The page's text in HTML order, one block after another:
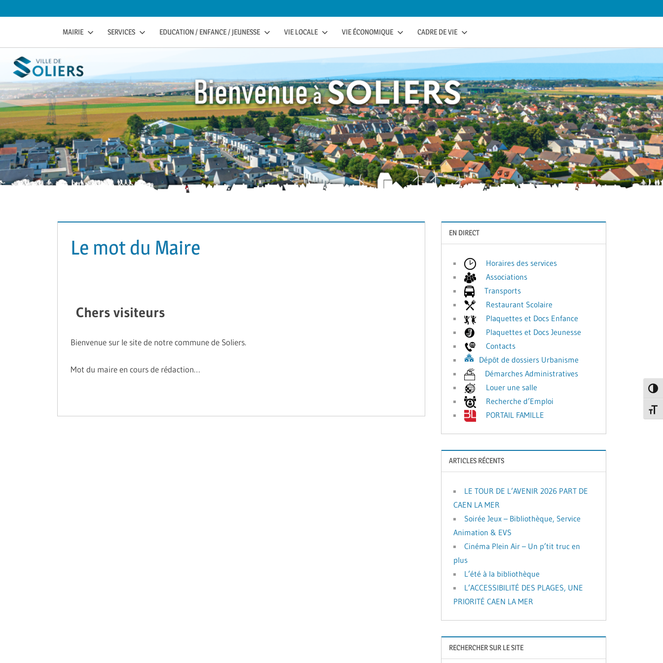
SOLIERS.FR
soliers
MAIRIE SERVICES EDUCATION / ENFANCE / JEUNESSE VIE LOCALE VIE ÉCONOMIQUE CADRE DE VIE
Le mot du Maire
Chers visiteurs
Bienvenue sur le site de notre commune de Soliers.
Mot du maire en cours de rédaction…
EN DIRECT
Horaires des services
Associations
Transports
Restaurant Scolaire
Plaquettes et Docs Enfance
Plaquettes et Docs Jeunesse
Contacts
Dépôt de dossiers Urbanisme
Démarches Administratives
Louer une salle
Recherche d’Emploi
PORTAIL FAMILLE
ARTICLES RÉCENTS
LE TOUR DE L’AVENIR 2026 PART DE
CAEN LA MER
Soirée Jeux – Bibliothèque, Service
Animation & EVS
Cinéma Plein Air – Un p’tit truc en
plus
L’été à la bibliothèque
L’ACCESSIBILITÉ DES PLAGES, UNE
PRIORITÉ CAEN LA MER
RECHERCHER SUR LE SITE